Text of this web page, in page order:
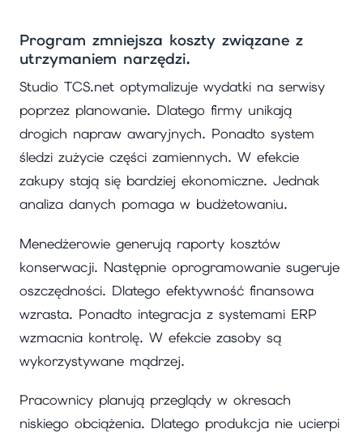
Program zmniejsza koszty związane z
utrzymaniem narzędzi.
Studio TCS.net optymalizuje wydatki na serwisy
poprzez planowanie. Dlatego firmy unikają
drogich napraw awaryjnych. Ponadto system
śledzi zużycie części zamiennych. W efekcie
zakupy stają się bardziej ekonomiczne. Jednak
analiza danych pomaga w budżetowaniu.
Menedżerowie generują raporty kosztów
konserwacji. Następnie oprogramowanie sugeruje
oszczędności. Dlatego efektywność finansowa
wzrasta. Ponadto integracja z systemami ERP
wzmacnia kontrolę. W efekcie zasoby są
wykorzystywane mądrzej.
Pracownicy planują przeglądy w okresach
niskiego obciążenia. Dlatego produkcja nie ucierpi